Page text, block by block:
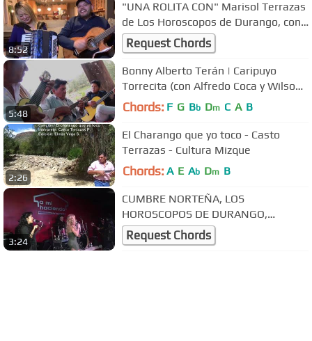
8:52
"UNA ROLITA CON" Marisol Terrazas
de Los Horoscopos de Durango, con
Jose Lechuga de Cumbre Norteña
Request Chords
5:48
Bonny Alberto Terán | Caripuyo
Torrecita (con Alfredo Coca y Wilson
Terrazas)
Chords: F G Bb Dm C A B
2:26
El Charango que yo toco - Casto
Terrazas - Cultura Mizque
Chords: A E Ab Dm B
3:24
CUMBRE NORTEÑA, LOS
HOROSCOPOS DE DURANGO,
SENTIMIENTO DE DOLOR, VICKY Y
MARISOL TERRAZAS
Request Chords